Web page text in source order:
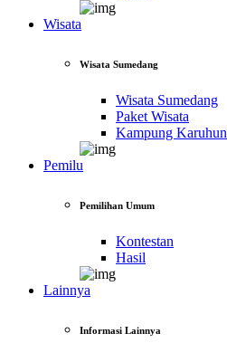
Wisata
Wisata Sumedang
Wisata Sumedang
Paket Wisata
Kampung Karuhun
Pemilu
Pemilihan Umum
Kontestan
Hasil
Lainnya
Informasi Lainnya